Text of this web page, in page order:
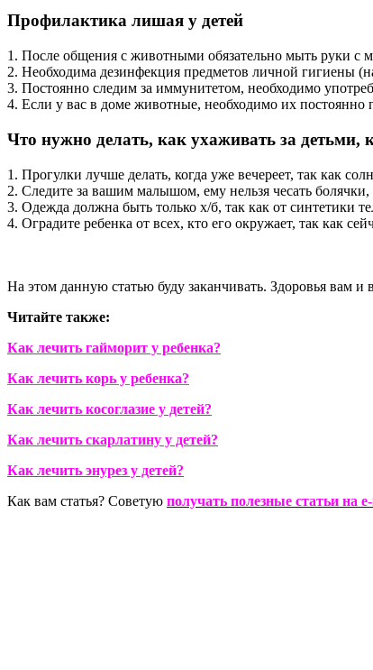
Профилактика лишая у детей
1. После общения с животными обязательно мыть руки с
2. Необходима дезинфекция предметов личной гигиены
3. Постоянно следим за иммунитетом, необходимо
4. Если у вас в доме животные, необходимо их постоянно
Что нужно делать, как ухаживать за
1. Прогулки лучше делать, когда уже вечереет, так как
2. Следите за вашим малышом, ему нельзя чесать
3. Одежда должна быть только х/б, так как от синтетики
4. Оградите ребенка от всех, кто его окружает, так как
На этом данную статью буду заканчивать. Здоровья вам и
Читайте также:
Как лечить гайморит у ребенка?
Как лечить корь у ребенка?
Как лечить косоглазие у детей?
Как лечить скарлатину у детей?
Как лечить энурез у детей?
Как вам статья? Советую получать полезные статьи на